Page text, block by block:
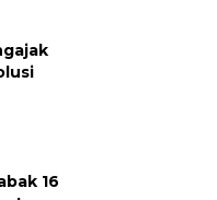
16